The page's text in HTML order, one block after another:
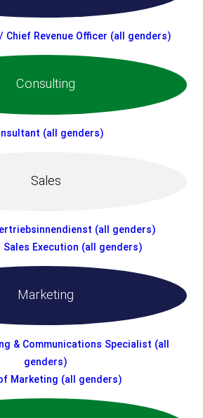
Revenue Officer (all genders)
Consulting
(all genders)
Sales
(all genders)
Sales Execution (all genders)
Marketing
& Communications Specialist (all
genders)
Marketing (all genders)